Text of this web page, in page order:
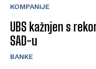
KOMPANIJE
UBS kažnjen s
SAD-u
BANKE